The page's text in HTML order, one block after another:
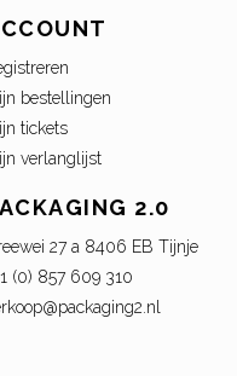
bestellingen
tickets
verlanglijst
2.0
27 a 8406 EB Tijnje
(0) 857 609 310